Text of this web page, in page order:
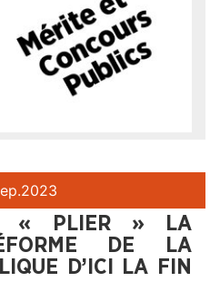
2023
« PLIER » LA
DE LA
D’ICI LA FIN